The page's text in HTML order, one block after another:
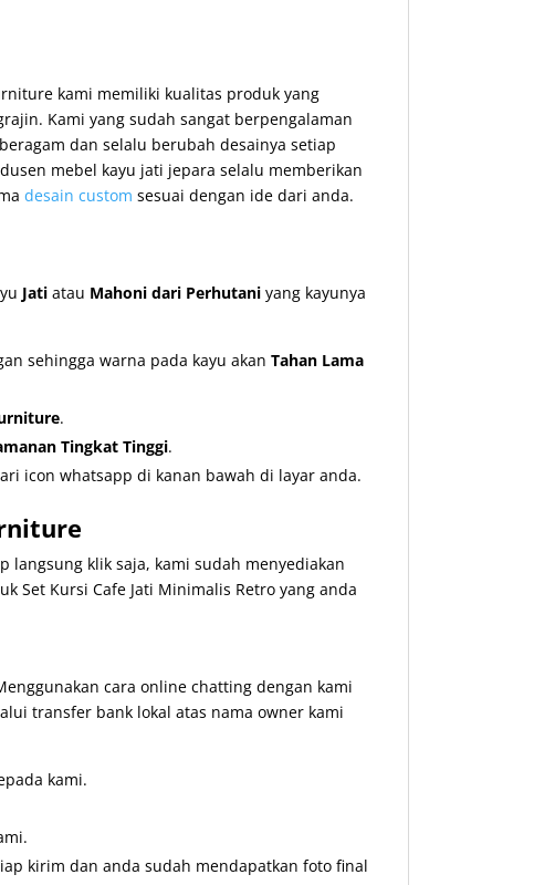
kami memiliki kualitas produk yang
Kami yang sudah sangat berpengalaman
dan selalu berubah desainya setiap
mebel kayu jati jepara selalu memberikan
desain custom sesuai dengan ide dari anda.
Jati atau Mahoni dari Perhutani yang kayunya
sehingga warna pada kayu akan Tahan Lama
.
Tingkat Tinggi.
icon whatsapp di kanan bawah di layar anda.
klik saja, kami sudah menyediakan
Set Kursi Cafe Jati Minimalis Retro yang anda
cara online chatting dengan kami
transfer bank lokal atas nama owner kami
kami.
kirim dan anda sudah mendapatkan foto final